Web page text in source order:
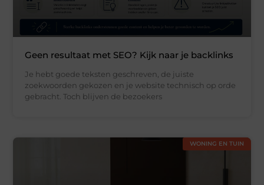
Geen resultaat met SEO? Kijk naar je backlinks
Je hebt goede teksten geschreven, de juiste
zoekwoorden gekozen en je website technisch op orde
gebracht. Toch blijven de bezoekers
WONING EN TUIN